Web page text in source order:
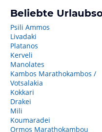
Beliebte
Psili Ammos
Livadaki
Platanos
Kerveli
Manolates
Kambos Marathokambos /
Votsalakia
Kokkari
Drakei
Mili
Koumaradei
Ormos Marathokambou